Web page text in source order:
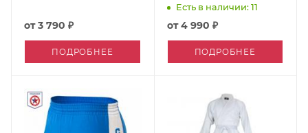
от3 790 ₽
ПОДРОБНЕЕ
Есть в наличии: 11
от4 990 ₽
ПОДРОБНЕЕ